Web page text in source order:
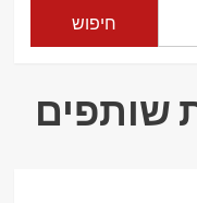
חיפוש
שותפים